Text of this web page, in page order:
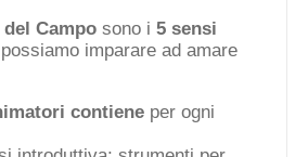
Camposono i 5 sensi
imparare ad amare
contieneper ogni